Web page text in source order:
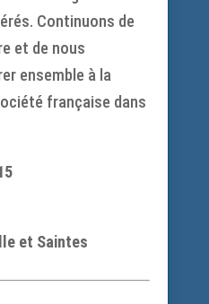
Continuons de
et de nous
ensemble à la
française dans
et Saintes